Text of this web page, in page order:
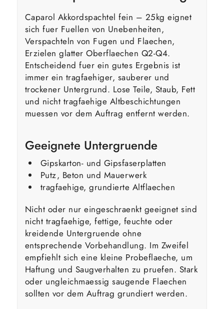
Caparol Akkordspachtel fein – 25kg eignet
sich fuer Fuellen von Unebenheiten,
Verspachteln von Fugen und Flaechen,
Erzielen glatter Oberflaechen Q2-Q4.
Entscheidend fuer ein gutes Ergebnis ist
immer ein tragfaehiger, sauberer und
trockener Untergrund. Lose Teile, Staub, Fett
und nicht tragfaehige Altbeschichtungen
muessen vor dem Auftrag entfernt werden.
Geeignete Untergruende
Gipskarton- und Gipsfaserplatten
Putz, Beton und Mauerwerk
tragfaehige, grundierte Altflaechen
Nicht oder nur eingeschraenkt geeignet sind
nicht tragfaehige, fettige, feuchte oder
kreidende Untergruende ohne
entsprechende Vorbehandlung. Im Zweifel
empfiehlt sich eine kleine Probeflaeche, um
Haftung und Saugverhalten zu pruefen. Stark
oder ungleichmaessig saugende Flaechen
sollten vor dem Auftrag grundiert werden.